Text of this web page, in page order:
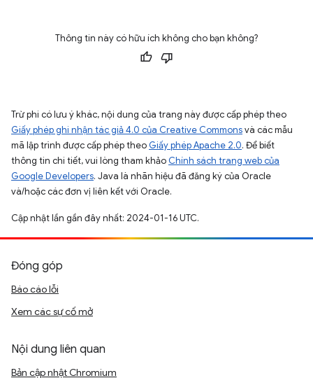
Thông tin này có hữu ích không cho bạn không?
Trừ phi có lưu ý khác, nội dung của trang này được cấp phép theo
Giấy phép ghi nhận tác giả 4.0 của Creative Commonsvà các mẫu
mã lập trình được cấp phép theo Giấy phép Apache 2.0. Để biết
thông tin chi tiết, vui lòng tham khảo Chính sách trang web của
Google Developers. Java là nhãn hiệu đã đăng ký của Oracle
và/hoặc các đơn vị liên kết với Oracle.
Cập nhật lần gần đây nhất: 2024-01-16 UTC.
Đóng góp
Báo cáo lỗi
Xem các sự cố mở
Nội dung liên quan
Bản cập nhật Chromium